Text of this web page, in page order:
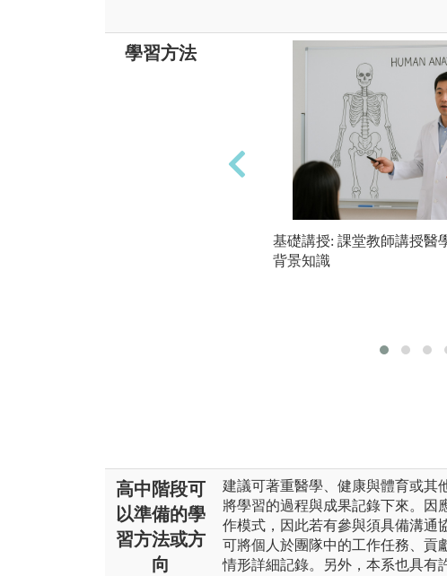
學習方法
基礎講授: 課堂教師講授醫
背景知識
高中階段可
以準備的學
習方法或方
向
建議可著重醫學、健康與體育或其
將學習的過程與成果記錄下來。因
作模式，因此若有參與須具備溝通
可將個人於團隊中的工作任務、貢
情形詳細記錄。另外，本系也具有